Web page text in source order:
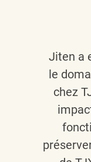
Jiten a
le
chez